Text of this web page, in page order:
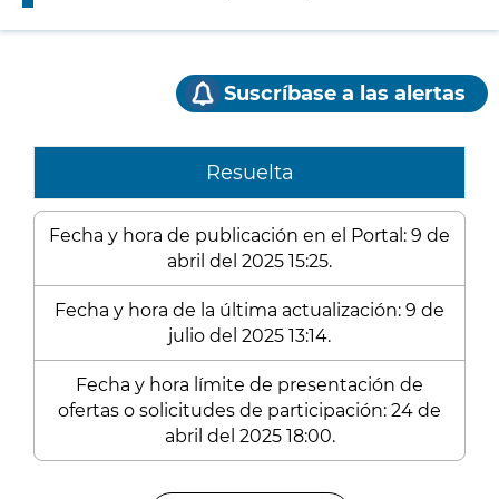
Suscríbase a las alertas
Resuelta
Fecha y hora de publicación en el Portal: 9 de
abril del 2025 15:25.
Fecha y hora de la última actualización: 9 de
julio del 2025 13:14.
Fecha y hora límite de presentación de
ofertas o solicitudes de participación: 24 de
abril del 2025 18:00.